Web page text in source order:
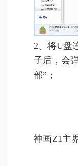
2、 将U盘
子后，会
部”；
神画Z1主